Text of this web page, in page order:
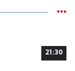
21:30